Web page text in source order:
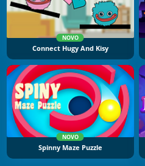
NOVO
Connect Hugy And Kisy
NOVO
Spinny Maze Puzzle